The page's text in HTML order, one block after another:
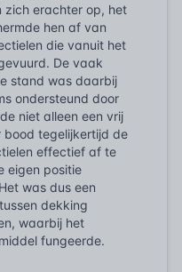
zich erachter op, het
hen af van
die vanuit het
De vaak
stand was daarbij
ondersteund door
niet alleen een vrij
tegelijkertijd de
effectief af te
eigen positie
was dus een
dekking
waarbij het
fungeerde.